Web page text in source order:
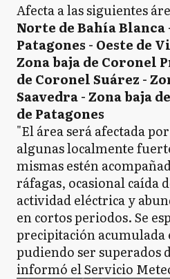
Afecta a las siguientes
Norte de Bahía Blanca
Patagones - Oeste de
Zona baja de Coronel
de Coronel Suárez -
Saavedra - Zona baja
de Patagones
"El área será afectada
algunas localmente
mismas estén
ráfagas, ocasional caída
actividad eléctrica y
en cortos periodos. Se
precipitación acumulada
pudiendo ser superados
informó el Servicio